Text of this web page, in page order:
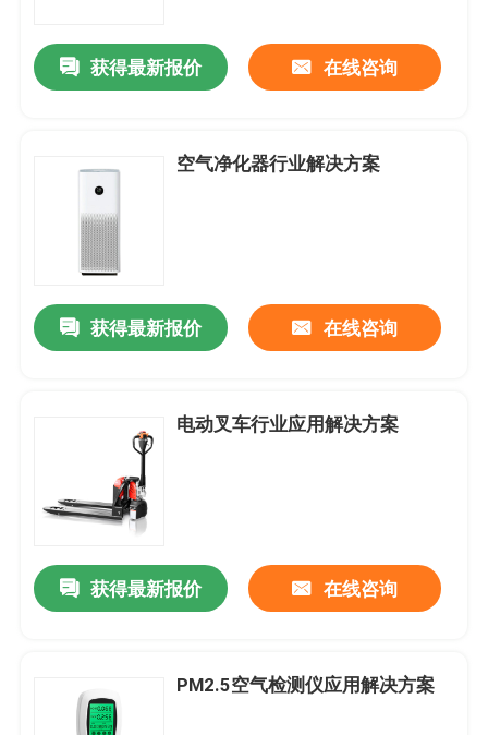
获得最新报价 在线咨询
空气净化器行业解决方案
获得最新报价 在线咨询
电动叉车行业应用解决方案
获得最新报价 在线咨询
PM2.5空气检测仪应用解决方案